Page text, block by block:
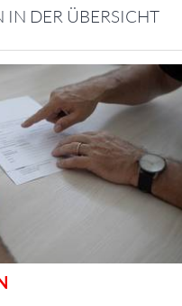
IN DER ÜBERSICHT